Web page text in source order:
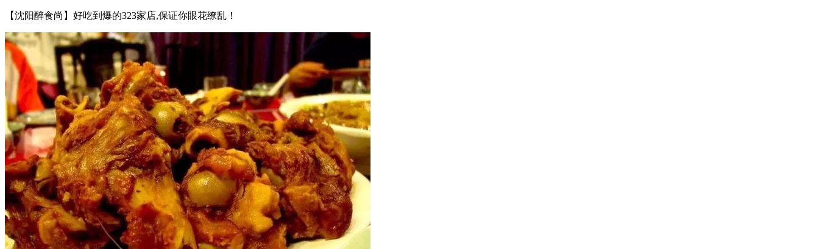
【沈阳醉食尚】好吃到爆的323家店,保证你眼花缭乱！